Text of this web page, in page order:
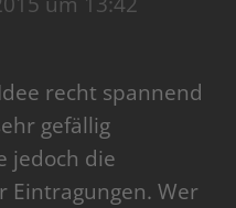
recht spannend
gefällig
jedoch die
Eintragungen. Wer